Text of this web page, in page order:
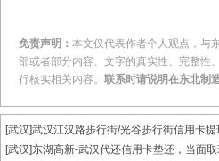
免责声明： 本文仅代表作者个人观点，与
部或者部分内容、文字的真实性、完整性
行核实相关内容。 联系时请说明在东北制
[武汉]武汉江汉路步行街/光谷步行街信用卡提
[武汉]东湖高新-武汉代还信用卡垫还，当面